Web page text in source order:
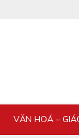
VĂN HOÁ –